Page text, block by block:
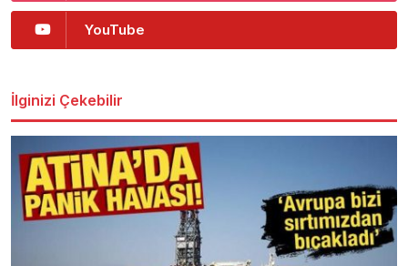
YouTube
İlginizi Çekebilir